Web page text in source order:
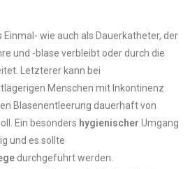
Einmal- wie auch als Dauerkatheter, der
und -blase verbleibt oder durch die
Letzterer kann bei
Menschen mit Inkontinenz
Blasenentleerung dauerhaft von
Ein besonders hygienischer Umgang
und es sollte
durchgeführt werden.